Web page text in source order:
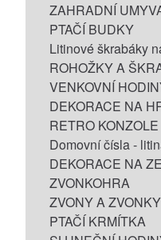
ZAHRADNÍ
PTAČÍ BUDKY
Litinové škrabáky
ROHOŽKY A
VENKOVNÍ
DEKORACE NA
RETRO KONZOLE
Domovní čísla -
DEKORACE NA
ZVONKOHRA
ZVONY A ZVONKY
PTAČÍ KRMÍTKA